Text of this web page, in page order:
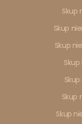
Skup
Skup
Skup
Skup
Skup